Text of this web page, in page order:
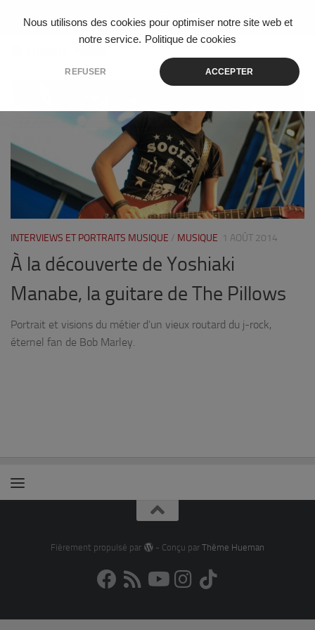
Nous utilisons des cookies pour optimiser notre site web et
notre service. Politique de cookies
REFUSER ACCEPTER
Skip to content
INTERVIEWS ET PORTRAITS MUSIQUE / MUSIQUE 1 AOÛT 2014
À la découverte de Yoshiaki
Manabe, la guitare de The Pillows
Portrait et visions du métier d’un vieux routard du j-rock,
éternel fan de Bob Marley.
Fièrement propulsé par - Conçu par Thème Hueman